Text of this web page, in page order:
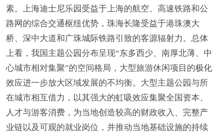
素。上海迪士尼乐园受益于上海的航空、高速铁路和公
路网的综合交通枢纽优势，珠海长隆受益于港珠澳大
桥、深中大道和广珠城际铁路引致的客源辐射力。总体
上看，我国主题公园分布呈现“东多西少、南厚北薄、中
心城市相对集聚”的空间格局，大型旅游休闲项目的极化
效应进一步放大区域发展的不均衡。大型主题公园与所
在城市相互借力，以其强大的虹吸效应集聚全国资本、
人才与游客消费，为当地创造较高的财政收入、完整产
业链以及可观的就业岗位，并推动当地基础设施的持续